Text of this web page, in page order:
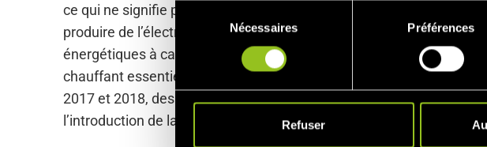
S
é
c
i
Nécessaires Préférences
Refuser
ce qui ne signifie pas que le producteur d’électricité la produira
produire de l’électricité. L’introduction du marché de capacité en
énergétiques à cause du manque de flexibilité de la production
chauffant essentiellement à l’électricité, une baisse de
2017 et 2018, des périodes de froid subites et de longue durée
l’introduction de la commercialisation centralisée de la capacité